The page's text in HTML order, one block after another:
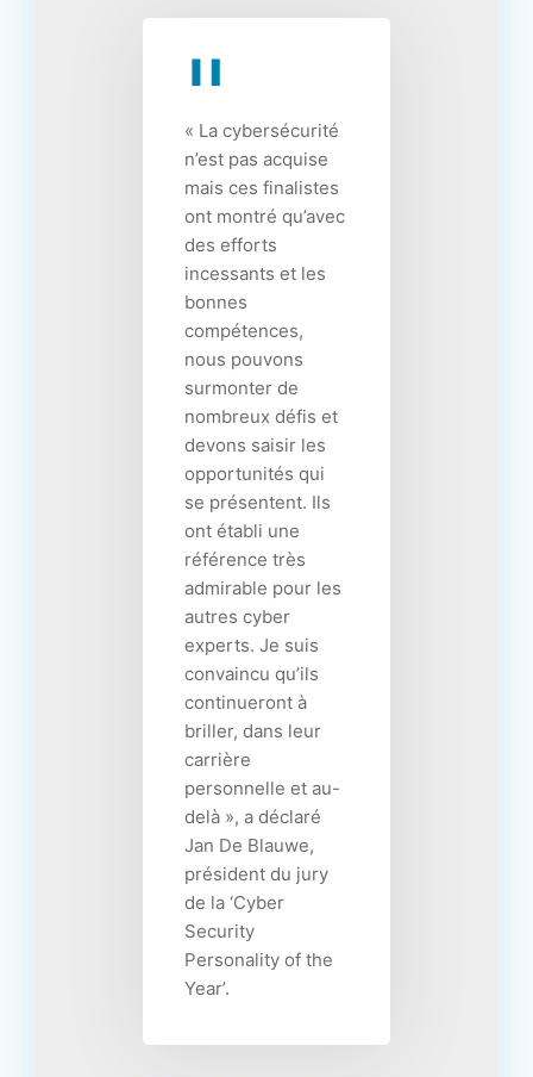
« La cybersécurité
n’est pas acquise
mais ces finalistes
ont montré qu’avec
des efforts
incessants et les
bonnes
compétences,
nous pouvons
surmonter de
nombreux défis et
devons saisir les
opportunités qui
se présentent. Ils
ont établi une
référence très
admirable pour les
autres cyber
experts. Je suis
convaincu qu’ils
continueront à
briller, dans leur
carrière
personnelle et au-
delà », a déclaré
Jan De Blauwe,
président du jury
de la ‘Cyber
Security
Personality of the
Year’.